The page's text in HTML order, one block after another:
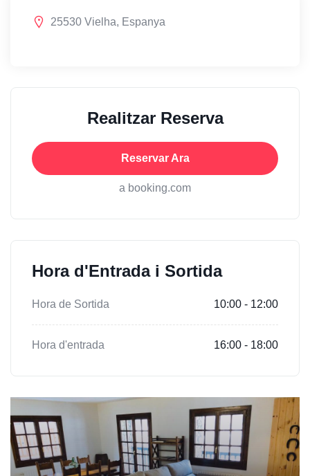
25530 Vielha, Espanya
Realitzar Reserva
Reservar Ara
a booking.com
Hora d'Entrada i Sortida
Hora de Sortida 10:00 - 12:00
Hora d'entrada 16:00 - 18:00